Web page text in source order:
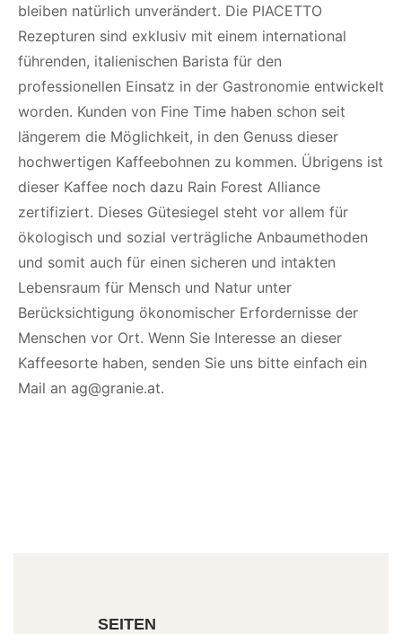
bleiben natürlich unverändert. Die PIACETTO
Rezepturen sind exklusiv mit einem international
führenden, italienischen Barista für den
professionellen Einsatz in der Gastronomie entwickelt
worden. Kunden von Fine Time haben schon seit
längerem die Möglichkeit, in den Genuss dieser
hochwertigen Kaffeebohnen zu kommen. Übrigens ist
dieser Kaffee noch dazu Rain Forest Alliance
zertifiziert. Dieses Gütesiegel steht vor allem für
ökologisch und sozial verträgliche Anbaumethoden
und somit auch für einen sicheren und intakten
Lebensraum für Mensch und Natur unter
Berücksichtigung ökonomischer Erfordernisse der
Menschen vor Ort. Wenn Sie Interesse an dieser
Kaffeesorte haben, senden Sie uns bitte einfach ein
Mail an ag@granie.at.
SEITEN